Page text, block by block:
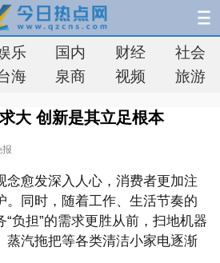
乐 国内 财经
社会
海 泉商 视频 旅游
大 创新是其立足根本
报
念愈发深入人心，消费者更加注
。同时，随着工作、生活节奏的
负担”的需求更胜从前，扫地机器
蒸汽拖把等各类清洁小家电逐渐